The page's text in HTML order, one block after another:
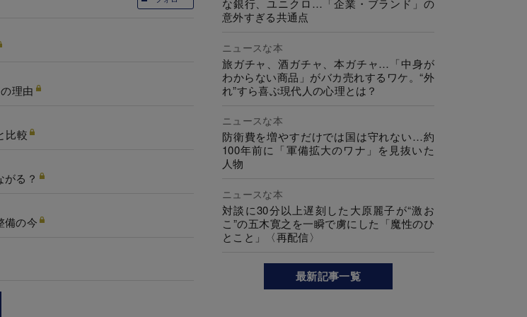
理由
比較
る？
備の今
な銀行、ユニクロ…「企業・ブランド」の
意外すぎる共通点
ニュースな本
旅ガチャ、酒ガチャ、本ガチャ…「中身が
わからない商品」がバカ売れするワケ。“外
れ”すら喜ぶ現代人の心理とは？
ニュースな本
防衛費を増やすだけでは国は守れない…約
100年前に「軍備拡大のワナ」を見抜いた
人物
ニュースな本
対談に30分以上遅刻した大原麗子が“激お
こ”の五木寛之を一瞬で虜にした「魔性のひ
とこと」〈再配信〉
最新記事一覧